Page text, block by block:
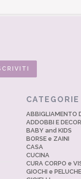
ABBIGLIAMENTO
ADDOBBI E
BABY and KIDS
BORSE e ZAINI
CASA
CUCINA
CURA CORPO e
GIOCHI e